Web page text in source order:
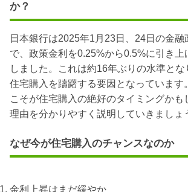
か？
日本銀行は2025年1月23日、24日の金融
で、政策金利を0.25%から0.5%に引き上
しました。
これは約16年ぶりの水準と
住宅購入を躊躇する要因となっています
こそが住宅購入の絶好のタイミングかも
理由を分かりやすく説明していきましょ
なぜ今が住宅購入のチャンスなのか
金利上昇はまだ緩やか